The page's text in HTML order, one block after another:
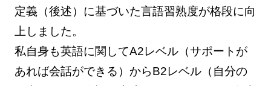
定義（後述）に基づいた言語習熟度が格段に向
上しました。
私自身も英語に関してA2レベル（サポートが
あれば会話ができる）からB2レベル（自分の